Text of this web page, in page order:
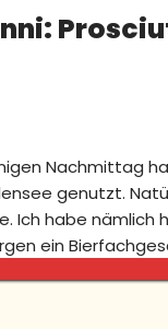
Nachmittag
genutzt.
Ich habe nämlich
ein